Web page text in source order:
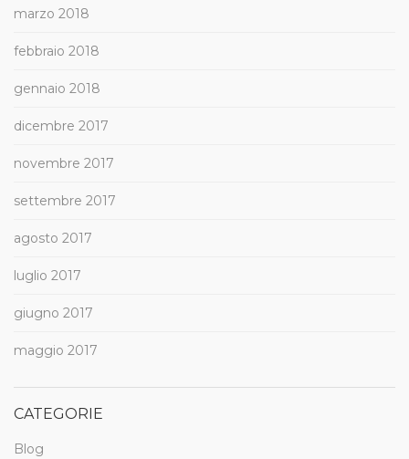
marzo 2018
febbraio 2018
gennaio 2018
dicembre 2017
novembre 2017
settembre 2017
agosto 2017
luglio 2017
giugno 2017
maggio 2017
CATEGORIE
Blog